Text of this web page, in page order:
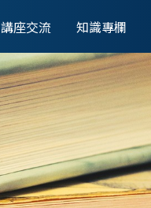
講座交流 知識專欄